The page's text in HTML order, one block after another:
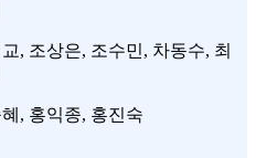
, 조상은, 조수민, 차동수, 최
, 홍익종, 홍진숙